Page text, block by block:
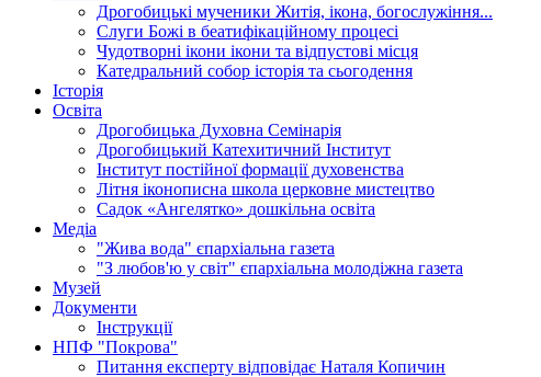
Дрогобицькі мученики Житія, ікона, богослужіння...
Слуги Божі в беатифікаційному процесі
Чудотворні ікони ікони та відпустові місця
Катедральний собор історія та сьогодення
Історія
Освіта
Дрогобицька Духовна Семінарія
Дрогобицький Катехитичний Інститут
Інститут постійної формації духовенства
Літня іконописна школа церковне мистецтво
Садок «Ангелятко» дошкільна освіта
Медіа
"Жива вода" єпархіальна газета
"З любов'ю у світ" єпархіальна молодіжна газета
Музей
Документи
Інструкції
НПФ "Покрова"
Питання експерту відповідає Наталя Копичин